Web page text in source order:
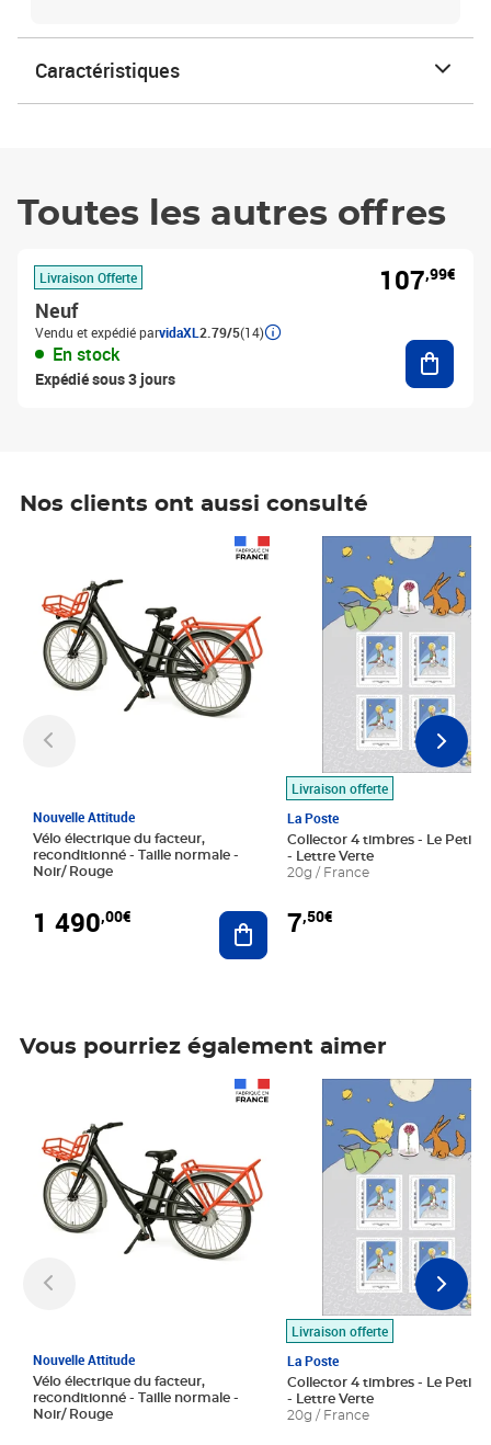
Caractéristiques
Toutes les autres offres
Livraison Offerte
Neuf
Vendu et expédié parvidaXL 2.79/5(14)
En stock
Expédié sous 3 jours
107,99€
Nos clients ont aussi consulté
Nouvelle Attitude
Vélo électrique du facteur,
reconditionné - Taille normale -
Noir/ Rouge
1 490,00€ Ajouter au panier
Livraison offerte
La Poste
Collector 4 timbres - Le Petit
- Lettre Verte
20g / France
7,50€
Prix 7,50€
Vous pourriez également aimer
Nouvelle Attitude
Vélo électrique du facteur,
reconditionné - Taille normale -
Noir/ Rouge
Livraison offerte
La Poste
Collector 4 timbres - Le Petit
- Lettre Verte
20g / France
Prix 7,50€